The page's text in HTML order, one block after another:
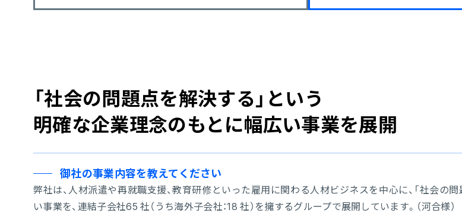
「社会の問題点を解決する」という
明確な企業理念のもとに幅広い事業を展開
御社の事業内容を教えてください
弊社は、人材派遣や再就職支援、教育研修といった雇用に関わる人材ビジネスを中心に、「社会の
い事業を、連結子会社65 社（うち海外子会社：18 社）を擁するグループで展開しています。（河合様）